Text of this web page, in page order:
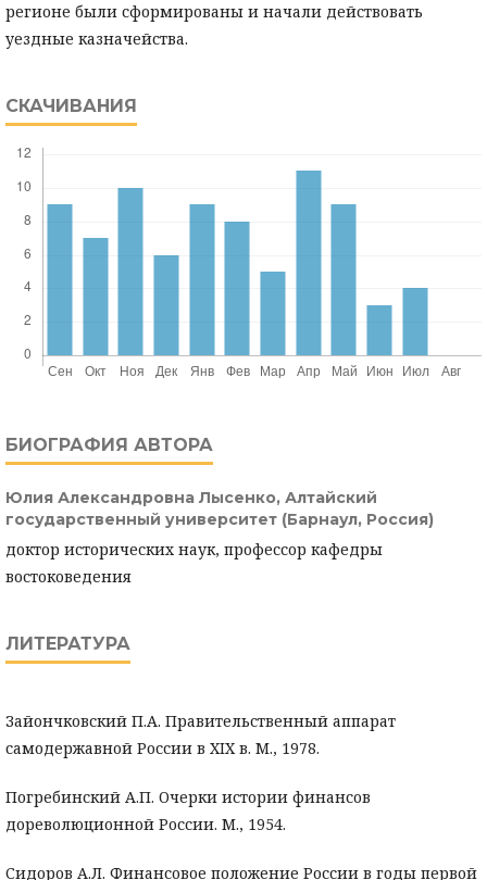
регионе были сформированы и начали действовать
уездные казначейства.
СКАЧИВАНИЯ
БИОГРАФИЯ АВТОРА
Юлия Александровна Лысенко, Алтайский
государственный университет (Барнаул, Россия)
доктор исторических наук, профессор кафедры
востоковедения
ЛИТЕРАТУРА
Зайончковский П.А. Правительственный аппарат
самодержавной России в XIX в. М., 1978.
Погребинский А.П. Очерки истории финансов
дореволюционной России. М., 1954.
Сидоров А.Л. Финансовое положение России в годы первой